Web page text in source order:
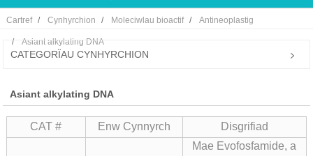
Cartref Cynhyrchion Moleciwlau bioactif Antineoplastig
Asiant alkylating DNA
CATEGORÏAU CYNHYRCHION
Asiant alkylating DNA
CAT # Enw Cynnyrch Disgrifiad
Mae Evofosfamide, a